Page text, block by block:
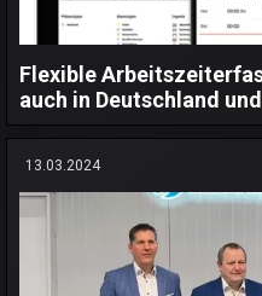
Flexible
auch in Deutschland
13.03.2024